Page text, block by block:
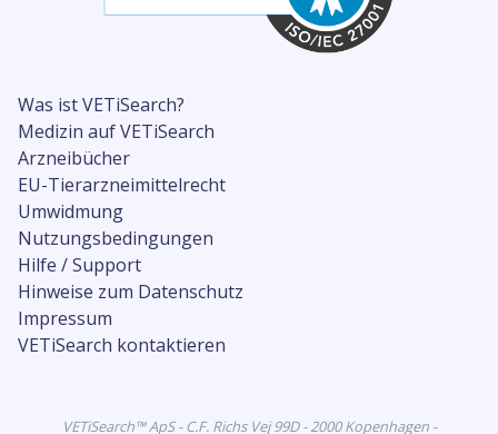
Was ist VETiSearch?
Medizin auf VETiSearch
Arzneibücher
EU-Tierarzneimittelrecht
Umwidmung
Nutzungsbedingungen
Hilfe / Support
Hinweise zum Datenschutz
Impressum
VETiSearch kontaktieren
VETiSearch™ ApS - C.F. Richs Vej 99D - 2000 Kopenhagen -